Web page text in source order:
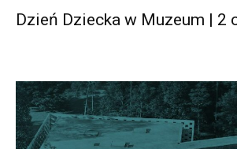
Dzień Dziecka w Muzeum | 2